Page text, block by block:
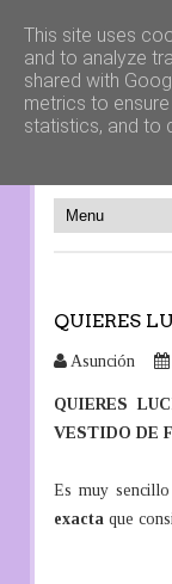
patrones para todo
QUIERES
Asunción
QUIERES
VESTIDO DE
Es muy
exacta que
This site uses
and to analyze
shared with
metrics to
statistics, and to